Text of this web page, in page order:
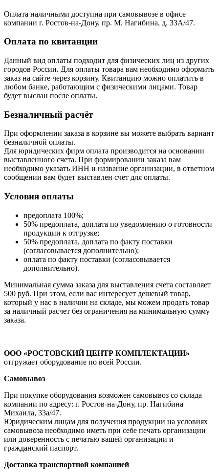
Оплата наличными доступна при самовывозе в офисе
компании г. Ростов-на-Дону, пр. М. Нагибина, д. 33А/47.
Оплата по квитанции
Данный вид оплаты подходит для физических лиц из других
городов России. Для оплаты товара вам необходимо оформить
заказ на сайте через корзину. Квитанцию можно оплатить в
любом банке, работающим с физическими лицами. Товар
будет выслан после оплаты.
Безналичный расчёт
При оформлении заказа в корзине вы можете выбрать вариант
безналичной оплаты.
Для юридических фирм оплата производится на основании
выставленного счета. При формировании заказа вам
необходимо указать ИНН и название организации, в ответном
сообщении вам будет выставлен счет для оплаты.
Условия оплаты
предоплата 100%;
50% предоплата, доплата по уведомлению о готовности
продукции к отгрузке;
50% предоплата, доплата по факту поставки
(согласовывается дополнительно);
оплата по факту поставки (согласовывается
дополнительно).
Минимальная сумма заказа для выставления счета составляет
500 руб. При этом, если вас интересует дешевый товар,
который у нас в наличии на складе, мы можем продать товар
за наличный расчет без ограничения на минимальную сумму
заказа.
ООО «РОСТОВСКИЙ ЦЕНТР КОМПЛЕКТАЦИИ»
отгружает оборудование по всей России.
Самовывоз
При покупке оборудования возможен самовывоз со склада
компании по адресу: г. Ростов-на-Дону, пр. Нагибина
Михаила, 33а/47.
Юридическим лицам для получения продукции на условиях
самовывоза необходимо иметь при себе печать организации
или доверенность с печатью вашей организации и
гражданский паспорт.
Доставка транспортной компанией